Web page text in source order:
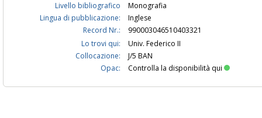
Livello bibliografico
Monografia
Lingua di pubblicazione:
Inglese
Record Nr.:
990003046510403321
Lo trovi qui:
Univ. Federico II
Collocazione:
J/5 BAN
Opac:
Controlla la disponibilità qui